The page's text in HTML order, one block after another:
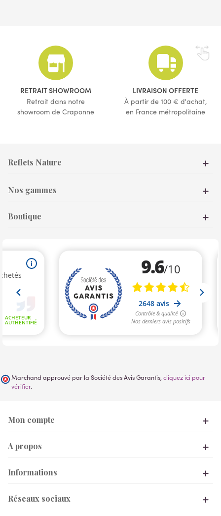
(3 avis) (6 avis)
RETRAIT SHOWROOM
Retrait dans notre
showroom de Craponne
LIVRAISON OFFERTE
À partir de 100 € d'achat,
en France métropolitaine
Reflets Nature
Nos gammes
Boutique
Marchand approuvé par la Société des Avis Garantis, cliquez ici pour
vérifier.
Mon compte
A propos
Informations
Réseaux sociaux